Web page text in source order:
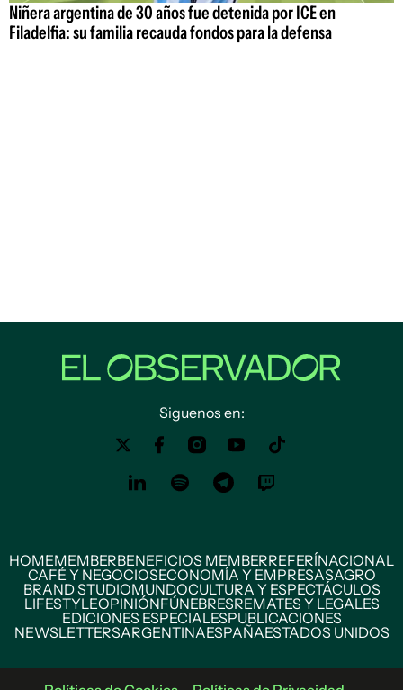
Niñera argentina de 30 años fue detenida por ICE en
Filadelfia: su familia recauda fondos para la defensa
Siguenos en:
HOMEMEMBERBENEFICIOS MEMBERREFERÍNACIONAL
CAFÉ Y NEGOCIOSECONOMÍA Y EMPRESASAGRO
BRAND STUDIOMUNDOCULTURA Y ESPECTÁCULOS
LIFESTYLEOPINIÓNFÚNEBRESREMATES Y LEGALES
EDICIONES ESPECIALESPUBLICACIONES
NEWSLETTERSARGENTINAESPAÑAESTADOS UNIDOS